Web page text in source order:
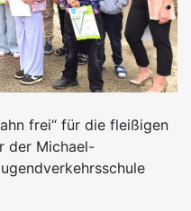
frei“ für die fleißigen
der Michael-